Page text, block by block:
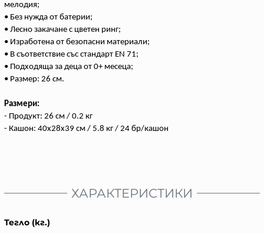
мелодия;
• Без нужда от батерии;
• Лесно закачане с цветен ринг;
• Изработена от безопасни материали;
• В съответствие със стандарт EN 71;
• Подходяща за деца от 0+ месеца;
• Размер: 26 см.
Размери:
- Продукт: 26 см / 0.2 кг
- Кашон: 40x28x39 см / 5.8 кг / 24 бр/кашон
ХАРАКТЕРИСТИКИ
Тегло (кг.)